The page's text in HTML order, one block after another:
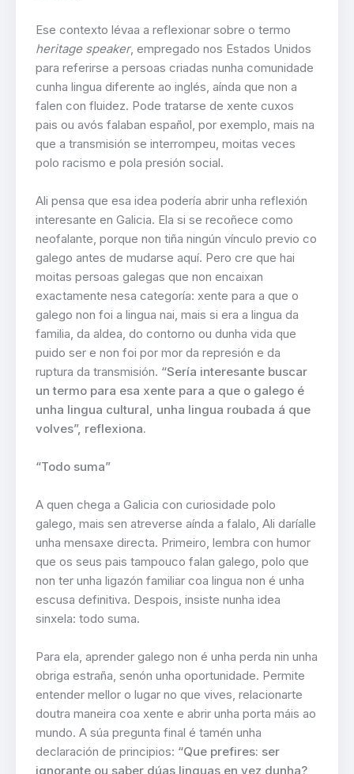
Ese contexto lévaa a reflexionar sobre o termo
heritage speaker, empregado nos Estados Unidos
para referirse a persoas criadas nunha comunidade
cunha lingua diferente ao inglés, aínda que non a
falen con fluidez. Pode tratarse de xente cuxos
pais ou avós falaban español, por exemplo, mais na
que a transmisión se interrompeu, moitas veces
polo racismo e pola presión social.
Ali pensa que esa idea podería abrir unha reflexión
interesante en Galicia. Ela si se recoñece como
neofalante, porque non tiña ningún vínculo previo co
galego antes de mudarse aquí. Pero cre que hai
moitas persoas galegas que non encaixan
exactamente nesa categoría: xente para a que o
galego non foi a lingua nai, mais si era a lingua da
familia, da aldea, do contorno ou dunha vida que
puido ser e non foi por mor da represión e da
ruptura da transmisión. “Sería interesante buscar
un termo para esa xente para a que o galego é
unha lingua cultural, unha lingua roubada á que
volves”, reflexiona.
“Todo suma”
A quen chega a Galicia con curiosidade polo
galego, mais sen atreverse aínda a falalo, Ali daríalle
unha mensaxe directa. Primeiro, lembra con humor
que os seus pais tampouco falan galego, polo que
non ter unha ligazón familiar coa lingua non é unha
escusa definitiva. Despois, insiste nunha idea
sinxela: todo suma.
Para ela, aprender galego non é unha perda nin unha
obriga estraña, senón unha oportunidade. Permite
entender mellor o lugar no que vives, relacionarte
doutra maneira coa xente e abrir unha porta máis ao
mundo. A súa pregunta final é tamén unha
declaración de principios: “Que prefires: ser
ignorante ou saber dúas linguas en vez dunha?